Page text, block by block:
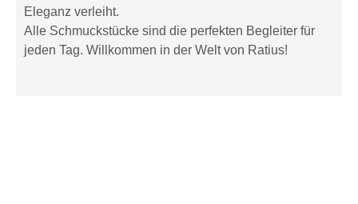
Eleganz verleiht.
Alle Schmuckstücke sind die perfekten Begleiter für
jeden Tag. Willkommen in der Welt von Ratius!